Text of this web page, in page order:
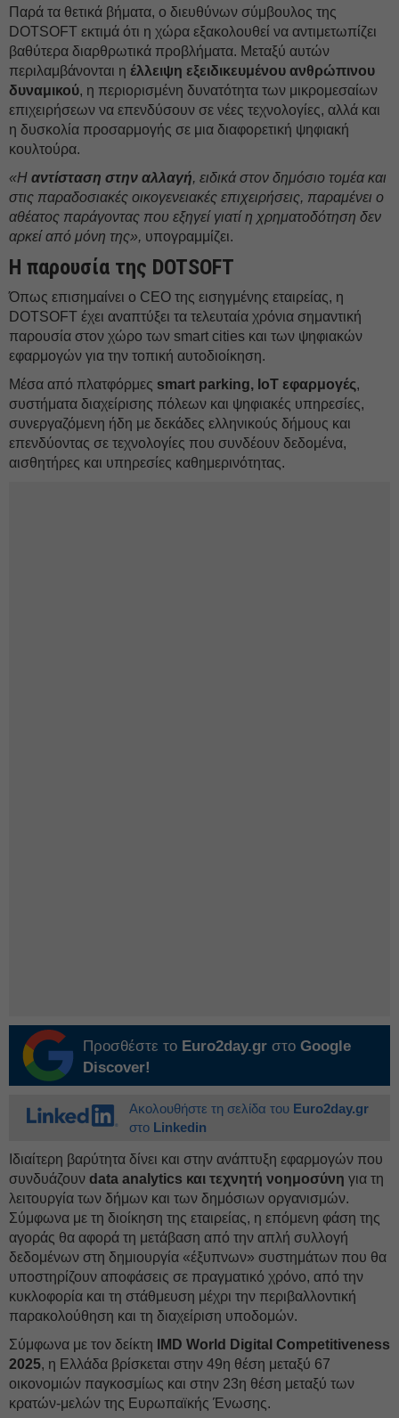
Παρά τα θετικά βήματα, ο διευθύνων σύμβουλος της
DOTSOFT εκτιμά ότι η χώρα εξακολουθεί να αντιμετωπίζει
βαθύτερα διαρθρωτικά προβλήματα. Μεταξύ αυτών
περιλαμβάνονται η έλλειψη εξειδικευμένου ανθρώπινου
δυναμικού, η περιορισμένη δυνατότητα των μικρομεσαίων
επιχειρήσεων να επενδύσουν σε νέες τεχνολογίες, αλλά και
η δυσκολία προσαρμογής σε μια διαφορετική ψηφιακή
κουλτούρα.
«Η αντίσταση στην αλλαγή, ειδικά στον δημόσιο τομέα και
στις παραδοσιακές οικογενειακές επιχειρήσεις, παραμένει ο
αθέατος παράγοντας που εξηγεί γιατί η χρηματοδότηση δεν
αρκεί από μόνη της», υπογραμμίζει.
Η παρουσία της DOTSOFT
Όπως επισημαίνει ο CEO της εισηγμένης εταιρείας, η
DOTSOFT έχει αναπτύξει τα τελευταία χρόνια σημαντική
παρουσία στον χώρο των smart cities και των ψηφιακών
εφαρμογών για την τοπική αυτοδιοίκηση.
Μέσα από πλατφόρμες smart parking, IoT εφαρμογές,
συστήματα διαχείρισης πόλεων και ψηφιακές υπηρεσίες,
συνεργαζόμενη ήδη με δεκάδες ελληνικούς δήμους και
επενδύοντας σε τεχνολογίες που συνδέουν δεδομένα,
αισθητήρες και υπηρεσίες καθημερινότητας.
Προσθέστε το Euro2day.gr στο Google
Discover!
Ακολουθήστε τη σελίδα του Euro2day.gr
στο Linkedin
Ιδιαίτερη βαρύτητα δίνει και στην ανάπτυξη εφαρμογών που
συνδυάζουν data analytics και τεχνητή νοημοσύνη για τη
λειτουργία των δήμων και των δημόσιων οργανισμών.
Σύμφωνα με τη διοίκηση της εταιρείας, η επόμενη φάση της
αγοράς θα αφορά τη μετάβαση από την απλή συλλογή
δεδομένων στη δημιουργία «έξυπνων» συστημάτων που θα
υποστηρίζουν αποφάσεις σε πραγματικό χρόνο, από την
κυκλοφορία και τη στάθμευση μέχρι την περιβαλλοντική
παρακολούθηση και τη διαχείριση υποδομών.
Σύμφωνα με τον δείκτη
IMD World Digital Competitiveness
2025, η Ελλάδα βρίσκεται στην 49η θέση μεταξύ 67
οικονομιών παγκοσμίως και στην 23η θέση μεταξύ των
κρατών-μελών της Ευρωπαϊκής Ένωσης.